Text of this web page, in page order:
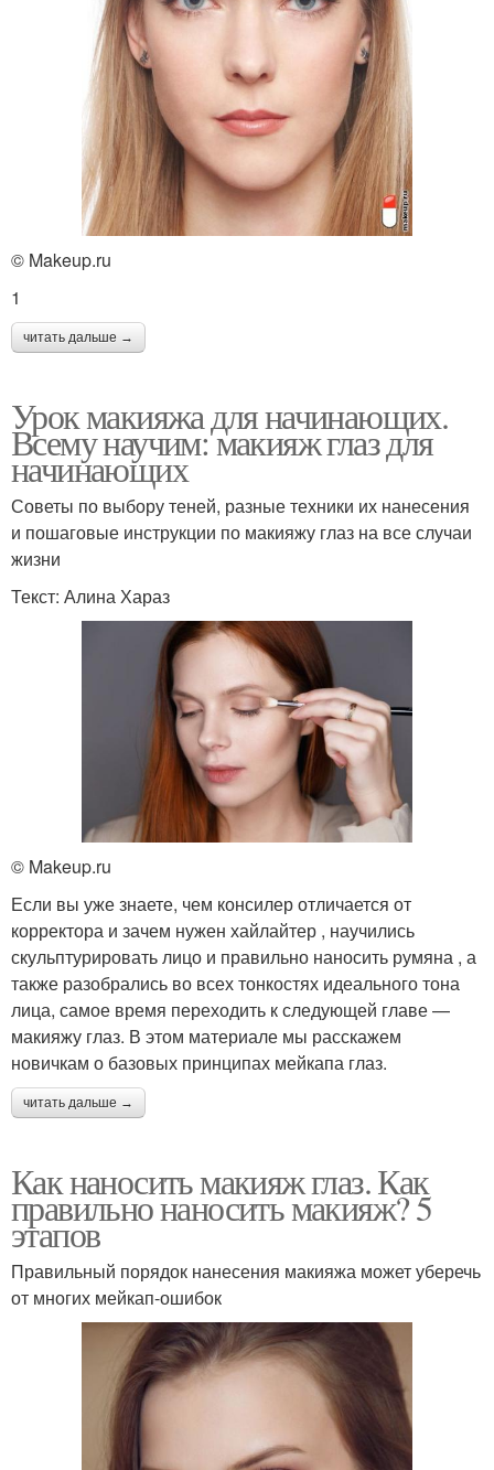
© Makeup.ru
1
читать дальше →
Урок макияжа для начинающих.
Всему научим: макияж глаз для
начинающих
Советы по выбору теней, разные техники их нанесения
и пошаговые инструкции по макияжу глаз на все случаи
жизни
Текст: Алина Хараз
© Makeup.ru
Если вы уже знаете, чем консилер отличается от
корректора и зачем нужен хайлайтер , научились
скульптурировать лицо и правильно наносить румяна , а
также разобрались во всех тонкостях идеального тона
лица, самое время переходить к следующей главе —
макияжу глаз. В этом материале мы расскажем
новичкам о базовых принципах мейкапа глаз.
читать дальше →
Как наносить макияж глаз. Как
правильно наносить макияж? 5
этапов
Правильный порядок нанесения макияжа может уберечь
от многих мейкап-ошибок